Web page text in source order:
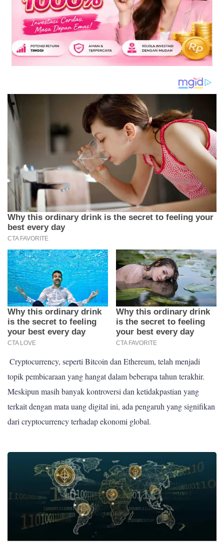
Cryptocurrency, seperti Bitcoin dan Ethereum, telah menjadi
topik pembicaraan yang hangat dalam beberapa tahun terakhir.
Meskipun masih banyak kontroversi dan ketidakpastian yang
terkait dengan mata uang digital ini, ada pengaruh yang signifikan
dari cryptocurrency terhadap ekonomi global.